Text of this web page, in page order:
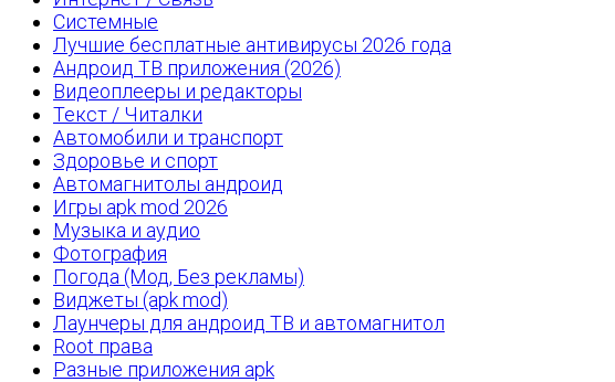
Системные
Лучшие бесплатные антивирусы 2026 года
Андроид ТВ приложения (2026)
Видеоплееры и редакторы
Текст / Читалки
Автомобили и транспорт
Здоровье и спорт
Автомагнитолы андроид
Игры apk mod 2026
Музыка и аудио
Фотография
Погода (Мод, Без рекламы)
Виджеты (apk mod)
Лаунчеры для андроид ТВ и автомагнитол
Root права
Разные приложения apk